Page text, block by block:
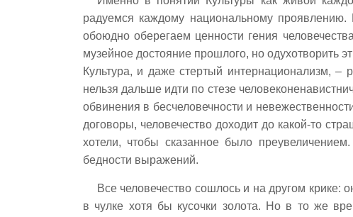
радуемся каждому национальному
обоюдно оберегаем ценности гения
музейное достояние прошлого, но одухотворить
Культура, и даже стертый интернационализм, –
нельзя дальше идти по стезе
обвинения в бесчеловечности и
договоры, человечество доходит до какой-то
хотели, чтобы сказанное было
бедности выражений.
Все человечество сошлось и на другом крике:
в чулке хотя бы кусочки золота. Но в то же